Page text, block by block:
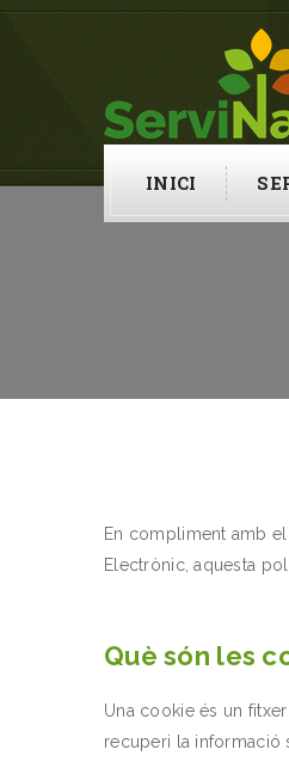
INICI
En compliment amb
Electrònic, aquesta
Què són les
Una cookie és un
recuperi la informació